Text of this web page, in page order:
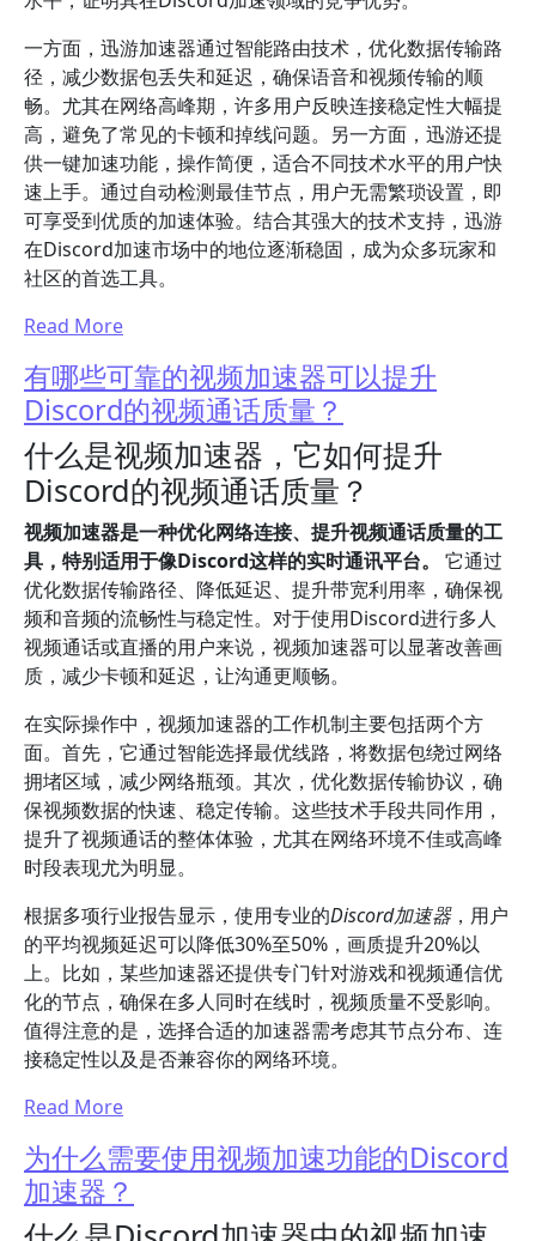
一方面，迅游加速器通过智能路由技术，优化数据传输路
径，减少数据包丢失和延迟，确保语音和视频传输的顺
畅。尤其在网络高峰期，许多用户反映连接稳定性大幅提
高，避免了常见的卡顿和掉线问题。另一方面，迅游还提
供一键加速功能，操作简便，适合不同技术水平的用户快
速上手。通过自动检测最佳节点，用户无需繁琐设置，即
可享受到优质的加速体验。结合其强大的技术支持，迅游
在Discord加速市场中的地位逐渐稳固，成为众多玩家和
社区的首选工具。
Read More
有哪些可靠的视频加速器可以提升
Discord的视频通话质量？
什么是视频加速器，它如何提升
Discord的视频通话质量？
视频加速器是一种优化网络连接、提升视频通话质量的工
具，特别适用于像Discord这样的实时通讯平台。
它通过
优化数据传输路径、降低延迟、提升带宽利用率，确保视
频和音频的流畅性与稳定性。对于使用Discord进行多人
视频通话或直播的用户来说，视频加速器可以显著改善画
质，减少卡顿和延迟，让沟通更顺畅。
在实际操作中，视频加速器的工作机制主要包括两个方
面。首先，它通过智能选择最优线路，将数据包绕过网络
拥堵区域，减少网络瓶颈。其次，优化数据传输协议，确
保视频数据的快速、稳定传输。这些技术手段共同作用，
提升了视频通话的整体体验，尤其在网络环境不佳或高峰
时段表现尤为明显。
根据多项行业报告显示，使用专业的Discord加速器，用户
的平均视频延迟可以降低30%至50%，画质提升20%以
上。比如，某些加速器还提供专门针对游戏和视频通信优
化的节点，确保在多人同时在线时，视频质量不受影响。
值得注意的是，选择合适的加速器需考虑其节点分布、连
接稳定性以及是否兼容你的网络环境。
Read More
为什么需要使用视频加速功能的Discord
加速器？